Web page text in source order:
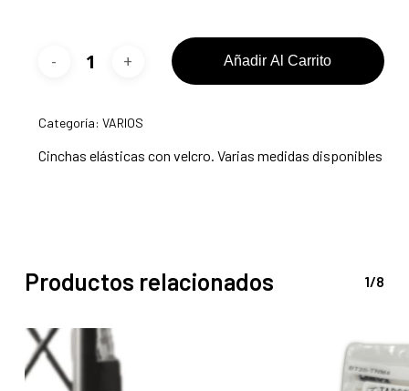
17,00 €Añadir Al Carrito
Categoría: VARIOS
Cinchas elásticas con velcro. Varias medidas disponibles
Productos relacionados 1/8